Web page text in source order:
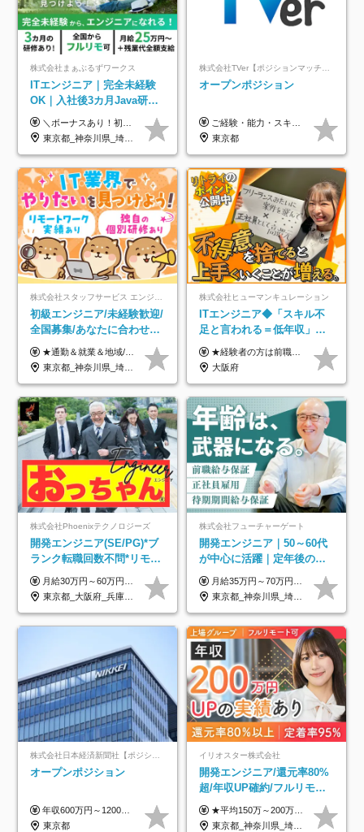
株式会社まぁぶるずワークス
ITエンジニア｜完全未経験
OK｜入社後3カ月Java研修
｜リモート率8割以上｜充実
のキャリア支援｜残業月10h
＼ボーナスあり！初年度から年収300万円以上／ ■月給25万円～35万円＋残業代全額支給＋各種手当＋賞与年1回 ◎経験・年齢・スキルなどを考慮し、できるだけ優遇します ◎試用期間中(3カ月)は契約社員で、月給21万円＋諸手当になります。 (試用期間中は残業が発生しません。その他の待遇に変更はありません) ----------------- ＼3つの評価軸！実力次第で早期収入アップ！／ 【1】スキル(IT理解、実装力、設計) 【2】実務力(現場評価、コミュ力、品質) 【3】姿勢(自走力、意欲、責任感) この3つの評価軸で、3カ月ごとに評価。社内グレードにより、給与が決まる明確な仕組みです。何ができれば給与が上がるのか分かりやすく、実力や努力次第で早期に収入を増やせます！ 【固定残業代について】 なし（残業代は、実際の労働時間に応じて別途全額支給）
東京都_神奈川県_埼玉県_千葉県_大阪府_愛知県_北海道_青森県_岩手県_宮城県_秋田県_山形県_福島県_茨城県_栃木県_群馬県_新潟県_山梨県_長野県_富山県_石川県_福井県_静岡県_岐阜県_三重県_兵庫県_京都府_滋賀県_奈良県_和歌山県_広島県_岡山県_鳥取県_島根県_山口県_徳島県_香川県_愛媛県_高知県_福岡県_熊本県_佐賀県_長崎県_大分県_宮崎県_鹿児島県_沖縄県
オープンポジション
ご経験・能力・スキル等により、当社基準にて優遇・相談のうえ決定いたします。
東京都
初級エンジニア/未経験歓迎/
全国募集/あなたに合わせた
オリジナル研修をご用
意/AI・IoT/残業平均8時間
★通勤＆就業＆地域/住宅＆役職手当あり ★残業代は全額支給 ★選べる給与制度あり！ ■東京・神奈川・千葉・埼玉勤務の場合 月給24.5万円～55万円＋諸手当 （残業代は全額支給） (20,000円の地域/住宅手当込み) ■愛知・京都・大阪・兵庫勤務の場合 月給24万円以上＋諸手当 （残業代は全額支給） (15,000円の地域/住宅手当込み) ■茨城・栃木・群馬・静岡・三重・滋賀・広島・福岡勤務の場合 月給23.5万円以上＋諸手当 （残業代は全額支給） (10,000円の地域/住宅手当込み) ■北海道・宮城・山梨・長野・岐阜・奈良・和歌山・岡山勤務の場合 月給23万円以上＋諸手当 （残業代は全額支給） (5,000円の地域/住宅手当込み) ■その他のエリア勤務の場合 月給22.5万円以上＋諸手当 （残業代は全額支給） ※経験や能力を考慮し、当社規定により優遇します 【昇給：年一回実施】 【選べる給与制度】 ★収入を重視する方に… 「変動型人事制度」の選択も可能（派遣先からの評価に応じて収入アップ！） ※年2回のタイミングで希望者と面談の上決定します。
東京都_神奈川県_埼玉県_千葉県_大阪府_愛知県_北海道_岩手県_宮城県_山形県_福島県_茨城県_栃木県_群馬県_山梨県_長野県_富山県_石川県_静岡県_岐阜県_三重県_兵庫県_京都府_滋賀県_奈良県_広島県_岡山県_山口県_愛媛県_福岡県_熊本県_長崎県
株式会社ヒューマンキュレーション
ITエンジニア◆「スキル不
足と言われる＝低年収」で
はない！｜ 不安を克服し、
年収アップした社員の実例
★経験者の方は前職の年収以上を保証します ★案件単価を開示した上で80％以上を還元します 月給25万円以上＋賞与年2回 ※経験や能力を考慮の上で優遇します ※試用期間が3ヶ月(その間の給与・待遇・雇用形態に変更はありません) ※月給には月20時間分のみなし残業手当(5万円)を含みます(超過分は別途支給) ★残業平均は月10時間以下ですので、毎月10時間分程度はお得です！
大阪府
株式会社Phoenixテクノロジーズ
開発エンジニア(SE/PG)*ブ
ランク転職回数不問*リモー
ト案件多数*残業ほぼ0*通院
のための半休制度あり
月給30万円～60万円+住宅手当+職能手当+役職手当+決算賞与+報奨金 ※経験・能力を考慮し、優遇します ※給与には20時間分のみなし時間外手当(3万7000円以上)を含みます(超過時間分は別途追加支給) ※試用期間3～6ヵ月あり(その間の給与、待遇に差異なし) ※場合によって契約社員での採用の可能性あり(面接時に応相談)
東京都_大阪府_兵庫県_京都府_福岡県
株式会社フューチャーゲート
開発エンジニア｜50～60代
が中心に活躍｜定年後の給
与減ナシ｜年収50万円アッ
プ実績／昇給率92％（直近3
年）
月給35万円～70万円（固定残業代30時間分63,869円～を含む）+賞与年1回 ※30時間を超える分は別途支給します ●これまでのご経験・スキル・前職給与をできる限り考慮します ●待機期間も給与を100％支給します ●試用期間中も給与や福利厚生は同じです ≪年収を維持しながら長く働けます！≫ 一般的な企業では55歳や60歳を機に年収が下がりますが、 当社は役職などではなく「スキルや経験」で評価。 エンジニアとして長く働きながら あなたにふさわしい年収を維持できます！
東京都_神奈川県_埼玉県_千葉県
株式会社日本経済新聞社【ポジションマッチ登録】
オープンポジション
年収600万円～1200万円 ※上記年収は、想定年収です。住居費補助、子手当などの各種手当を含む金額です。 ※経験・能力等を考慮の上、当社規定により決定します。
東京都
イリオスター株式会社
開発エンジニア/還元率80%
超/年収UP確約/フルリモ
OK/年休130日/平均残業7h/
約2万件の案件から選択
★平均150万～200万円年収UPを実現！ ★前職給与を100％保証！ ★案件内容の開示・明確な評価体制あり ⇒クライアント評価で即昇給を実現したケースも◎ ★年12回（毎月昇給チャンスあり） ■月給35万円～103万円 ※経験・能力・前職給与を考慮し、決定 ※上記給与には月30時間分(6万6500円以上)の固定残業代が含まれます。超過分は手当として別途支給します ※試用期間3ヶ月あり(期間中の給与・待遇面に差異はありません) ▼収入アップの実例をご紹介 ───────────── ★働き方改革をした30代男性（PG） 子どもが生まれたばかりなのに、忙しい現場で残業も月50～60時間が当たり前。 ⇒残業ほぼゼロ＆週3リモートの働き方に！しかも給与もアップ！ ★収入アップした30代男性（PM） 子供が3人いて家計も苦しく、残業代で稼ぐ日々… ⇒残業をたくさんしていた年収額より、100万円以上アップしました！
東京都_神奈川県_埼玉県_千葉県_大阪府_愛知県_北海道_青森県_岩手県_宮城県_秋田県_山形県_福島県_茨城県_栃木県_群馬県_新潟県_山梨県_長野県_富山県_石川県_福井県_静岡県_岐阜県_三重県_兵庫県_京都府_滋賀県_奈良県_和歌山県_広島県_岡山県_鳥取県_島根県_山口県_徳島県_香川県_愛媛県_高知県_福岡県_熊本県_佐賀県_長崎県_大分県_宮崎県_鹿児島県_沖縄県